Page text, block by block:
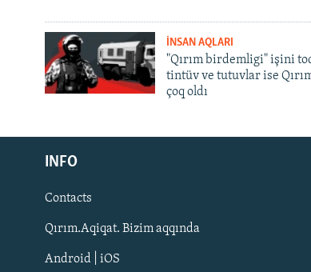
Русский
Українською
QOŞULIÑIZ!
İNSAN AQLARI
"Qırım birdemligi" işini
tintüv ve tutuvlar ise
çoq oldı
INFO
Contacts
Qırım.Aqiqat. Bizim aqqında
Android | iOS